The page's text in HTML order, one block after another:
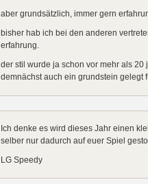
aber grundsätzlich, immer gern
bisher hab ich bei den anderen
erfahrung.
der stil wurde ja schon vor mehr als
demnächst auch ein grundstein
Ich denke es wird dieses Jahr einen
selber nur dadurch auf euer Spiel
LG Speedy